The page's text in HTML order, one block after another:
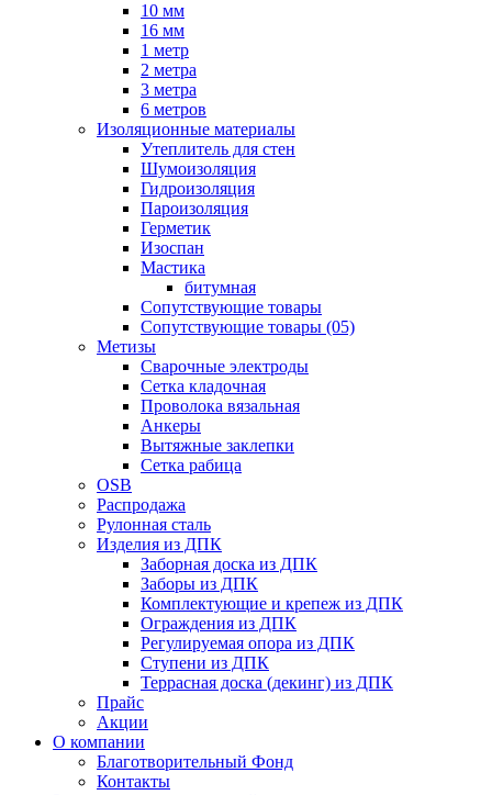
10 мм
16 мм
1 метр
2 метра
3 метра
6 метров
Изоляционные материалы
Утеплитель для стен
Шумоизоляция
Гидроизоляция
Пароизоляция
Герметик
Изоспан
Мастика
битумная
Сопутствующие товары
Сопутствующие товары (05)
Метизы
Сварочные электроды
Сетка кладочная
Проволока вязальная
Анкеры
Вытяжные заклепки
Сетка рабица
OSB
Распродажа
Рулонная сталь
Изделия из ДПК
Заборная доска из ДПК
Заборы из ДПК
Комплектующие и крепеж из ДПК
Ограждения из ДПК
Регулируемая опора из ДПК
Ступени из ДПК
Террасная доска (декинг) из ДПК
Прайс
Акции
О компании
Благотворительный Фонд
Контакты